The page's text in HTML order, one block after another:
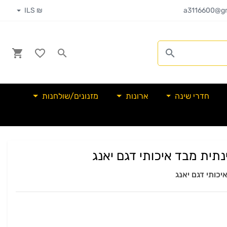
₪ ILS
חדרי שינה ארונות
מזנונים/שולחנות
מבד איכותי דגם יאנג
דגם יאנג